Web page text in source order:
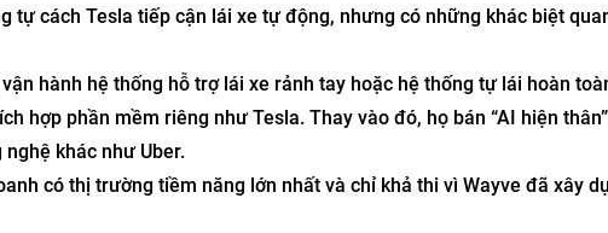
tự cách Tesla tiếp cận lái xe tự động, nhưng có những khác biệt
hành hệ thống hỗ trợ lái xe rảnh tay hoặc hệ thống tự lái hoàn
hợp phần mềm riêng như Tesla. Thay vào đó, họ bán “AI hiện
khác như Uber.
có thị trường tiềm năng lớn nhất và chỉ khả thi vì Wayve đã xây